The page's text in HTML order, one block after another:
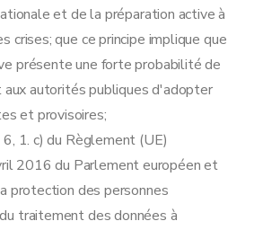
et de la préparation active à
crises; que ce principe implique que
présente une forte probabilité de
aux autorités publiques d'adopter
et provisoires;
1. c) du Règlement (UE)
2016 du Parlement européen et
protection des personnes
traitement des données à